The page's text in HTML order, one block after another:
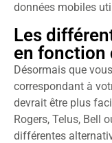
données mobiles
Les
en fonction
Désormais que
correspondant à
devrait être plus
Rogers, Telus, Bell
différentes